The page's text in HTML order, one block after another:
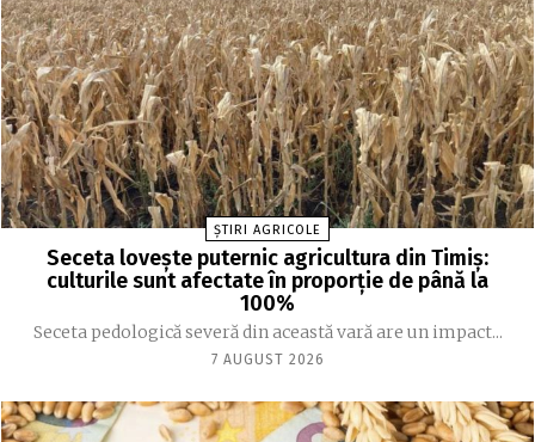
ȘTIRI AGRICOLE
Seceta lovește puternic agricultura din Timiș:
culturile sunt afectate în proporție de până la
100%
Seceta pedologică severă din această vară are un impact...
7 AUGUST 2026